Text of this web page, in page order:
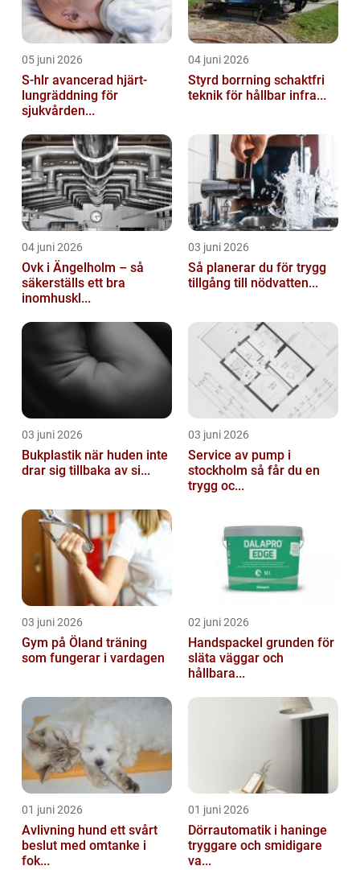
05 juni 2026
S-hlr avancerad hjärt-
lungräddning för
sjukvården...
04 juni 2026
Styrd borrning schaktfri
teknik för hållbar infra...
04 juni 2026
Ovk i Ängelholm – så
säkerställs ett bra
inomhuskl...
03 juni 2026
Så planerar du för trygg
tillgång till nödvatten...
03 juni 2026
Bukplastik när huden inte
drar sig tillbaka av si...
03 juni 2026
Service av pump i
stockholm så får du en
trygg oc...
03 juni 2026
Gym på Öland träning
som fungerar i vardagen
02 juni 2026
Handspackel grunden för
släta väggar och
hållbara...
01 juni 2026
Avlivning hund ett svårt
beslut med omtanke i
fok...
01 juni 2026
Dörrautomatik i haninge
tryggare och smidigare
va...